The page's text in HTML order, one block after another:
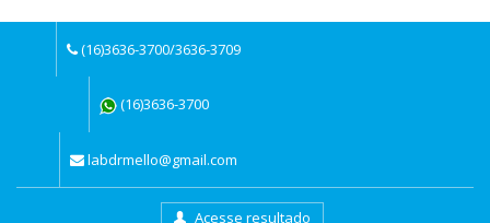
(16)3636-3700/3636-3709
(16)3636-3700
labdrmello@gmail.com
Acesse resultado